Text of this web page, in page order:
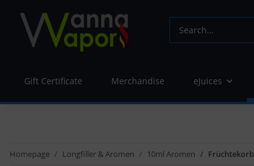
Gift Certificate Merchandise eJuices
Homepage Longfiller & Aromen 10ml Aromen Früchtekorb